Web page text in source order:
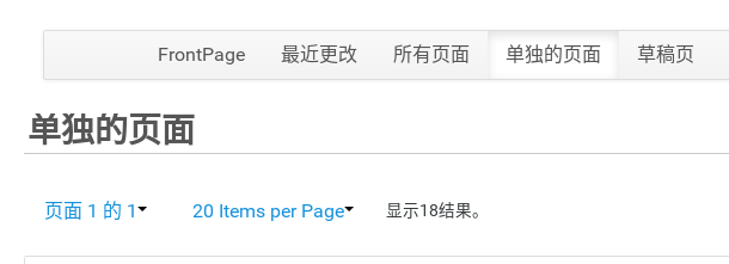
FrontPage 最近更改 所有页面 单独的页面 草稿页
单独的页面
页面 1 的 1 20 Items per Page 显示18结果。